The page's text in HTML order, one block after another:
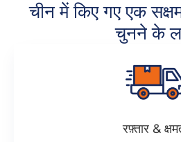
चीन में किए गए एक
चुनने के
रफ़्तार &